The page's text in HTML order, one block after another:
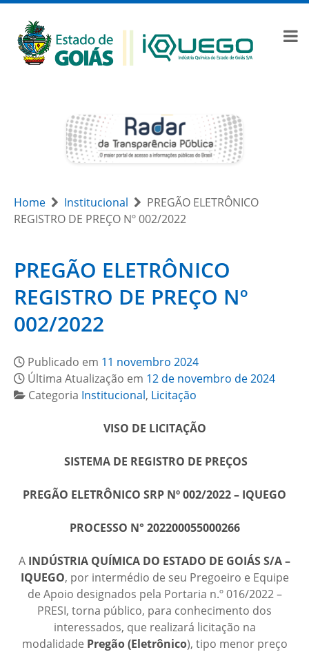
Home Institucional
PREGÃO ELETRÔNICO
REGISTRO DE PREÇO Nº 002/2022
PREGÃO ELETRÔNICO
REGISTRO DE PREÇO Nº
002/2022
Publicado em 11 novembro 2024
Última Atualização em 12 de novembro de 2024
Categoria Institucional, Licitação
VISO DE LICITAÇÃO
SISTEMA DE REGISTRO DE PREÇOS
PREGÃO ELETRÔNICO SRP Nº 002/2022 – IQUEGO
PROCESSO N° 202200055000266
A INDÚSTRIA QUÍMICA DO ESTADO DE GOIÁS S/A –
IQUEGO, por intermédio de seu Pregoeiro e Equipe
de Apoio designados pela Portaria n.º 016/2022 –
PRESI, torna público, para conhecimento dos
interessados, que realizará licitação na
modalidade Pregão (Eletrônico), tipo menor preço